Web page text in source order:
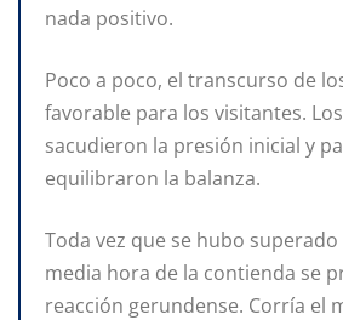
nada positivo.
Poco a poco, el transcurso de
favorable para los visitantes.
sacudieron la presión inicial y
equilibraron la balanza.
Toda vez que se hubo
media hora de la contienda se
reacción gerundense. Corría el